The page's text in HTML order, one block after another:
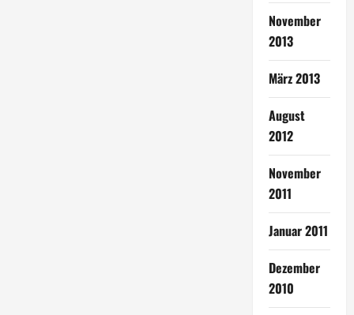
November
2013
März 2013
August
2012
November
2011
Januar 2011
Dezember
2010